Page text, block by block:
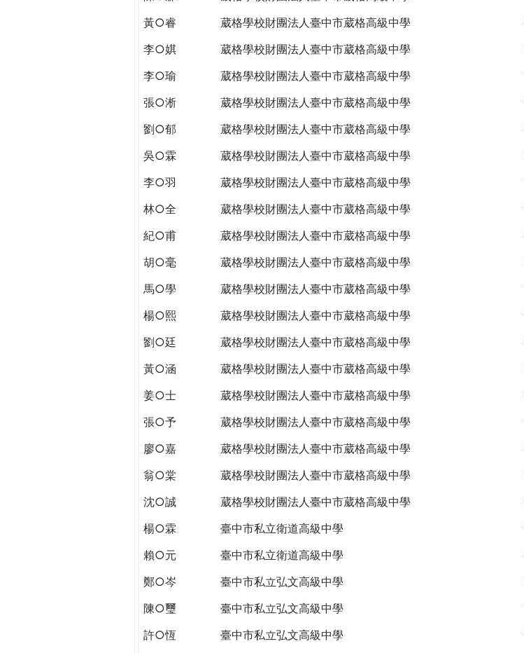
黃○睿
葳格學校財團法人臺中市葳格高級中學
李○娸
葳格學校財團法人臺中市葳格高級中學
李○瑜
葳格學校財團法人臺中市葳格高級中學
張○淅
葳格學校財團法人臺中市葳格高級中學
劉○郁
葳格學校財團法人臺中市葳格高級中學
吳○霖
葳格學校財團法人臺中市葳格高級中學
李○羽
葳格學校財團法人臺中市葳格高級中學
林○全
葳格學校財團法人臺中市葳格高級中學
紀○甫
葳格學校財團法人臺中市葳格高級中學
胡○毫
葳格學校財團法人臺中市葳格高級中學
馬○學
葳格學校財團法人臺中市葳格高級中學
楊○熙
葳格學校財團法人臺中市葳格高級中學
劉○廷
葳格學校財團法人臺中市葳格高級中學
黃○涵
葳格學校財團法人臺中市葳格高級中學
姜○士
葳格學校財團法人臺中市葳格高級中學
張○予
葳格學校財團法人臺中市葳格高級中學
廖○嘉
葳格學校財團法人臺中市葳格高級中學
翁○棠
葳格學校財團法人臺中市葳格高級中學
沈○誠
葳格學校財團法人臺中市葳格高級中學
楊○霖
臺中市私立衛道高級中學
賴○元
臺中市私立衛道高級中學
鄭○岑
臺中市私立弘文高級中學
陳○璽
臺中市私立弘文高級中學
許○恆
臺中市私立弘文高級中學